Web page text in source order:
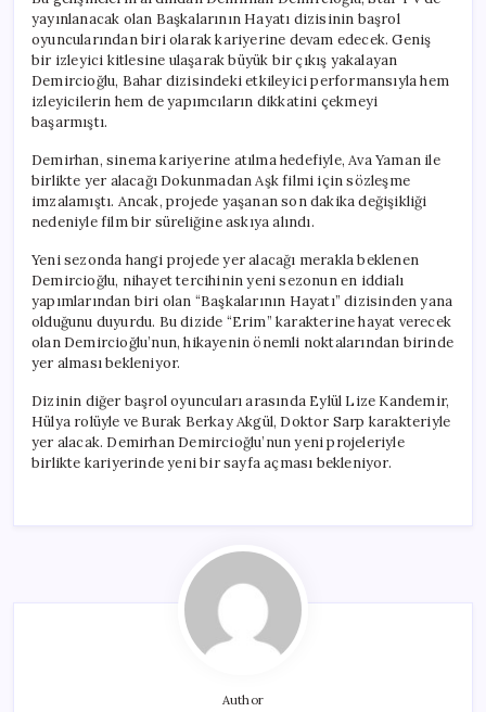
yayınlanacak olan Başkalarının Hayatı dizisinin başrol
oyuncularından biri olarak kariyerine devam edecek. Geniş
bir izleyici kitlesine ulaşarak büyük bir çıkış yakalayan
Demircioğlu, Bahar dizisindeki etkileyici performansıyla hem
izleyicilerin hem de yapımcıların dikkatini çekmeyi
başarmıştı.
Demirhan, sinema kariyerine atılma hedefiyle, Ava Yaman ile
birlikte yer alacağı Dokunmadan Aşk filmi için sözleşme
imzalamıştı. Ancak, projede yaşanan son dakika değişikliği
nedeniyle film bir süreliğine askıya alındı.
Yeni sezonda hangi projede yer alacağı merakla beklenen
Demircioğlu, nihayet tercihinin yeni sezonun en iddialı
yapımlarından biri olan “Başkalarının Hayatı” dizisinden yana
olduğunu duyurdu. Bu dizide “Erim” karakterine hayat verecek
olan Demircioğlu’nun, hikayenin önemli noktalarından birinde
yer alması bekleniyor.
Dizinin diğer başrol oyuncuları arasında Eylül Lize Kandemir,
Hülya rolüyle ve Burak Berkay Akgül, Doktor Sarp karakteriyle
yer alacak. Demirhan Demircioğlu’nun yeni projeleriyle
birlikte kariyerinde yeni bir sayfa açması bekleniyor.
Author